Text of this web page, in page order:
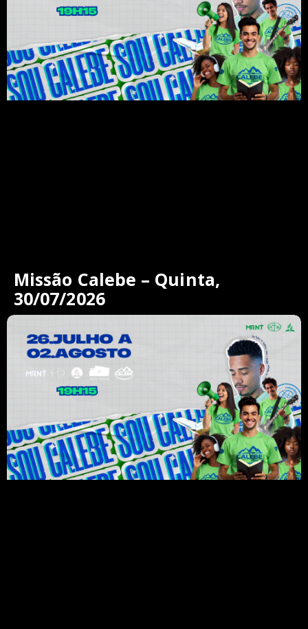
Missão Calebe – Quinta,
30/07/2026